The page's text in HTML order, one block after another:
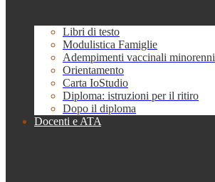
Libri di testo
Modulistica Famiglie
Adempimenti vaccinali minorenni
Orientamento
Carta IoStudio
Diploma: istruzioni per il ritiro
Dopo il diploma
Docenti e ATA